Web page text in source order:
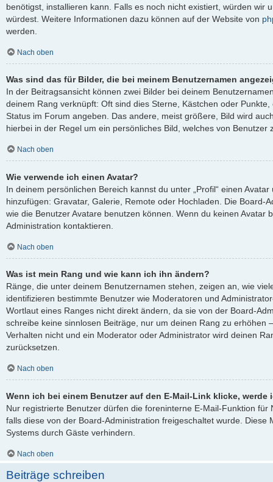
benötigst, installieren kann. Falls es noch nicht existiert, würden wir
würdest. Weitere Informationen dazu können auf der Website von
werden.
Nach oben
Was sind das für Bilder, die bei meinem Benutzernamen
In der Beitragsansicht können zwei Bilder bei deinem
deinem Rang verknüpft: Oft sind dies Sterne, Kästchen oder
Status im Forum angeben. Das andere, meist größere, Bild wird
hierbei in der Regel um ein persönliches Bild, welches von Benutzer
Nach oben
Wie verwende ich einen Avatar?
In deinem persönlichen Bereich kannst du unter „Profil“ einen
hinzufügen: Gravatar, Galerie, Remote oder Hochladen. Die Board-
wie die Benutzer Avatare benutzen können. Wenn du keinen Avatar
Administration kontaktieren.
Nach oben
Was ist mein Rang und wie kann ich ihn ändern?
Ränge, die unter deinem Benutzernamen stehen, zeigen an, wie
identifizieren bestimmte Benutzer wie Moderatoren und
Wortlaut eines Ranges nicht direkt ändern, da sie von der Board-
schreibe keine sinnlosen Beiträge, nur um deinen Rang zu
Verhalten nicht und ein Moderator oder Administrator wird deinen
zurücksetzen.
Nach oben
Wenn ich bei einem Benutzer auf den E-Mail-Link klicke,
Nur registrierte Benutzer dürfen die foreninterne E-Mail-Funktion
falls diese von der Board-Administration freigeschaltet wurde. Diese
Systems durch Gäste verhindern.
Nach oben
Beiträge schreiben